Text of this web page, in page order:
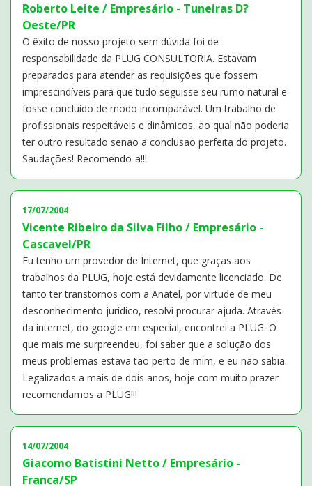
Roberto Leite / Empresário - Tuneiras D?
Oeste/PR
O êxito de nosso projeto sem dúvida foi de
responsabilidade da PLUG CONSULTORIA. Estavam
preparados para atender as requisições que fossem
imprescindíveis para que tudo seguisse seu rumo natural e
fosse concluído de modo incomparável. Um trabalho de
profissionais respeitáveis e dinâmicos, ao qual não poderia
ter outro resultado senão a conclusão perfeita do projeto.
Saudações! Recomendo-a!!!
17/07/2004
Vicente Ribeiro da Silva Filho / Empresário -
Cascavel/PR
Eu tenho um provedor de Internet, que graças aos
trabalhos da PLUG, hoje está devidamente licenciado. De
tanto ter transtornos com a Anatel, por virtude de meu
desconhecimento jurídico, resolvi procurar ajuda. Através
da internet, do google em especial, encontrei a PLUG. O
que mais me surpreendeu, foi saber que a solução dos
meus problemas estava tão perto de mim, e eu não sabia.
Legalizados a mais de dois anos, hoje com muito prazer
recomendamos a PLUG!!!
14/07/2004
Giacomo Batistini Netto / Empresário -
Franca/SP